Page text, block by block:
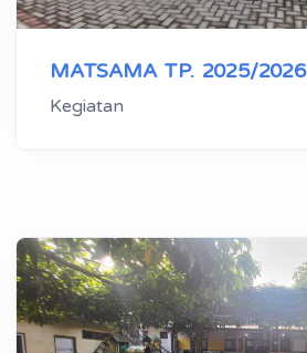
MATSAMA TP. 2025/2026
Kegiatan